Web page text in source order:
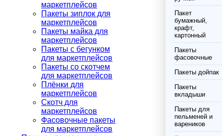
маркетплейсов
Пакеты зиплок для
маркетплейсов
Пакеты майка для
маркетплейсов
Пакеты с бегунком
для маркетплейсов
Пакеты со скотчем
для маркетплейсов
Плёнки для
маркетплейсов
Скотч для
маркетплейсов
Фасовочные пакеты
для маркетплейсов
Пакет
бумажный,
крафт,
картонный
Пакеты
фасовочные
Пакеты дойпак
Пакеты
вкладыши
Пакеты для
пельменей и
вареников